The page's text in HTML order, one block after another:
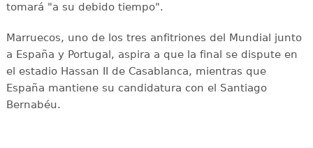
tomará "a su debido tiempo".
Marruecos, uno de los tres anfitriones del Mundial junto
a España y Portugal, aspira a que la final se dispute en
el estadio Hassan II de Casablanca, mientras que
España mantiene su candidatura con el Santiago
Bernabéu.